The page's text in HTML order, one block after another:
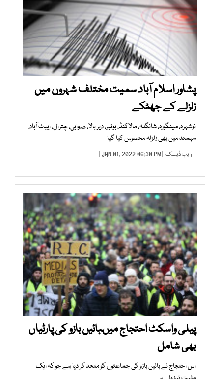
پشاور اسلام آباد سمیت مختلف شہروں میں
زلزلے کے جھٹکے
نوشہرہ، مینگورہ، شانگلہ، مالاکنڈ، بونیر، دیر بالا، صوابی، چترال، ایبٹ آباد،
مہمند میں بھی زلزلہ محسوس کیا گیا
ویب ڈیسک | JAN 01, 2022 06:30 PM |
پیلی واسکٹ احتجاج میںبائیں بازو کی پارٹیاں
بھی شامل
اس احتجاج نے بائیں بازو کی جماعتوں کو متحد کر دیا ہے جو کہ ایک